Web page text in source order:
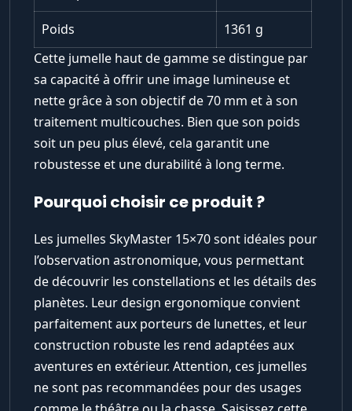
Poids
1361 g
Cette jumelle haut de gamme se distingue par
sa capacité à offrir une image lumineuse et
nette grâce à son objectif de 70 mm et à son
traitement multicouches. Bien que son poids
soit un peu plus élevé, cela garantit une
robustesse et une durabilité à long terme.
Pourquoi choisir ce produit ?
Les jumelles SkyMaster 15×70 sont idéales pour
l’observation astronomique, vous permettant
de découvrir les constellations et les détails des
planètes. Leur design ergonomique convient
parfaitement aux porteurs de lunettes, et leur
construction robuste les rend adaptées aux
aventures en extérieur. Attention, ces jumelles
ne sont pas recommandées pour des usages